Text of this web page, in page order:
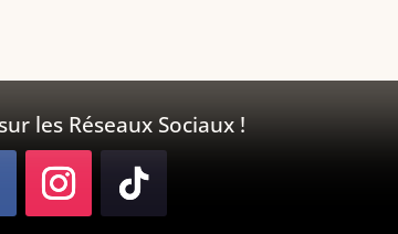
les Réseaux Sociaux !